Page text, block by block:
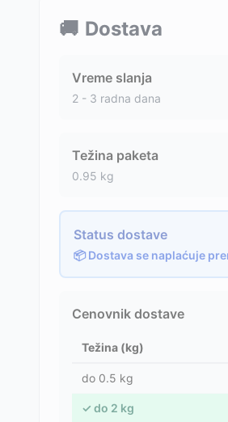
🚚 Dostava
Vreme slanja
2 - 3 radna dana
Težina paketa
0.95 kg
Status dostave
📦 Dostava se naplaćuje
Cenovnik dostave
Težina (kg)
do 0.5 kg
✓ do 2 kg